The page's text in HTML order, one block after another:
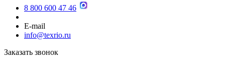
8 800 600 47 46
E-mail
info@texrio.ru
Заказать звонок